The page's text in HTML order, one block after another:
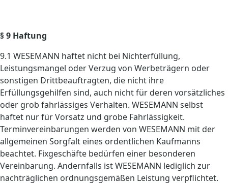
§ 9 Haftung
9.1 WESEMANN haftet nicht bei Nichterfüllung,
Leistungsmangel oder Verzug von Werbeträgern oder
sonstigen Drittbeauftragten, die nicht ihre
Erfüllungsgehilfen sind, auch nicht für deren vorsätzliches
oder grob fahrlässiges Verhalten. WESEMANN selbst
haftet nur für Vorsatz und grobe Fahrlässigkeit.
Terminvereinbarungen werden von WESEMANN mit der
allgemeinen Sorgfalt eines ordentlichen Kaufmanns
beachtet. Fixgeschäfte bedürfen einer besonderen
Vereinbarung. Andernfalls ist WESEMANN lediglich zur
nachträglichen ordnungsgemäßen Leistung verpflichtet.